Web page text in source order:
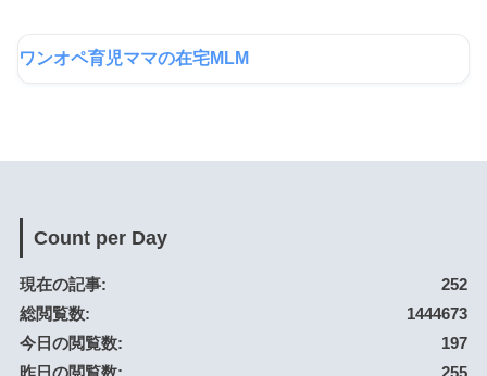
ワンオペ育児ママの在宅MLM
Count per Day
252
現在の記事:
1444673
総閲覧数:
197
今日の閲覧数: